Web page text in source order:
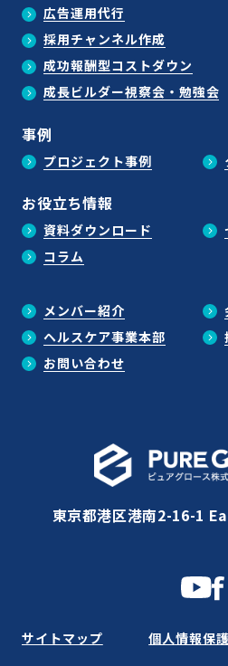
広告運用代行
採用チャンネル作成
成功報酬型コストダウン
成長ビルダー視察会・勉強会
事例
プロジェクト事例
お役立ち情報
資料ダウンロード
コラム
メンバー紹介
ヘルスケア事業本部
お問い合わせ
東京都港区港南2-16-1
サイトマップ 個人情報保